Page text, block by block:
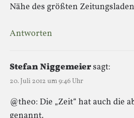
Nähe des größten
Antworten
Stefan Niggemeiersagt:
20. Juli 2012 um 9:46 Uhr
@theo: Die „Zeit“ hat auch die